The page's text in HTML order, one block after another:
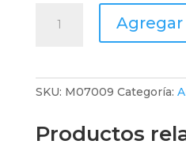
SKU: M07009 Categoría:
Productos